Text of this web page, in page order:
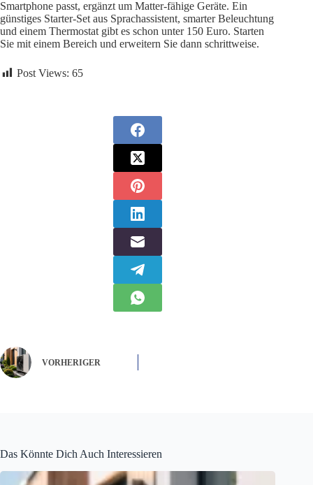
Smartphone passt, ergänzt um Matter-fähige Geräte. Ein
günstiges Starter-Set aus Sprachassistent, smarter Beleuchtung
und einem Thermostat gibt es schon unter 150 Euro. Starten
Sie mit einem Bereich und erweitern Sie dann schrittweise.
Post Views: 65
VORHERIGER
Das Könnte Dich Auch Interessieren